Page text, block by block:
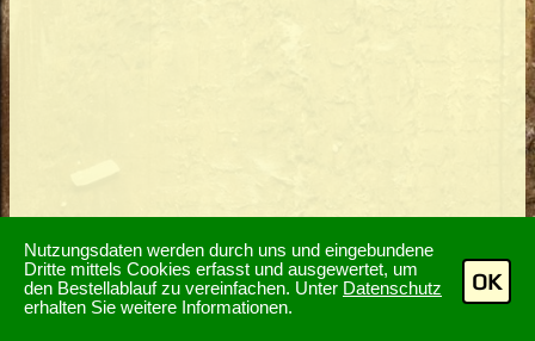
Nutzungsdaten werden durch uns und eingebundene
Dritte mittels Cookies erfasst und ausgewertet, um
den Bestellablauf zu vereinfachen. Unter Datenschutz
erhalten Sie weitere Informationen.
OK